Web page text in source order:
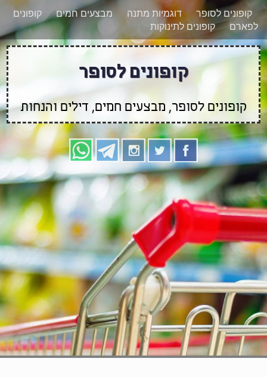
רוצים להישאר מעודכנים לגבי קופונים חדשים?
הצטרפו אלינו גם
בוואטסאפ
קופונים לסופר דוגמיות מתנה מבצעים חמים
קופונים
לפארם
קופונים לתינוקות
קופונים לסופר
קופונים לסופר, מבצעים חמים, דילים והנחות